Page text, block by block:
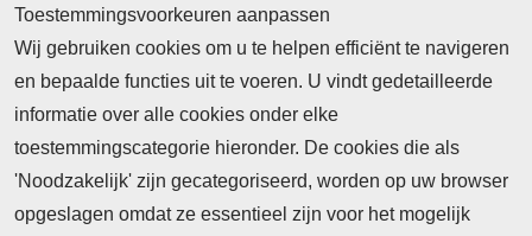
Toestemmingsvoorkeuren aanpassen
Wij gebruiken cookies om u te helpen efficiënt te navigeren
en bepaalde functies uit te voeren. U vindt gedetailleerde
informatie over alle cookies onder elke
toestemmingscategorie hieronder. De cookies die als
'Noodzakelijk' zijn gecategoriseerd, worden op uw browser
opgeslagen omdat ze essentieel zijn voor het mogelijk